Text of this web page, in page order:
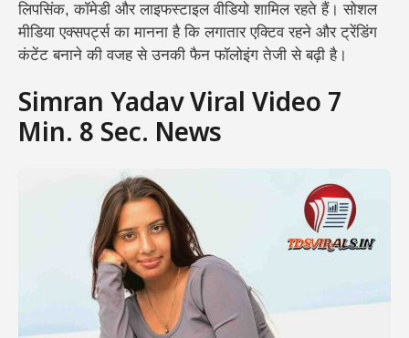
लिपसिंक, कॉमेडी और लाइफस्टाइल वीडियो शामिल रहते हैं। सोशल
मीडिया एक्सपर्ट्स का मानना है कि लगातार एक्टिव रहने और ट्रेंडिंग
कंटेंट बनाने की वजह से उनकी फैन फॉलोइंग तेजी से बढ़ी है।
Simran Yadav Viral Video 7
Min. 8 Sec. News